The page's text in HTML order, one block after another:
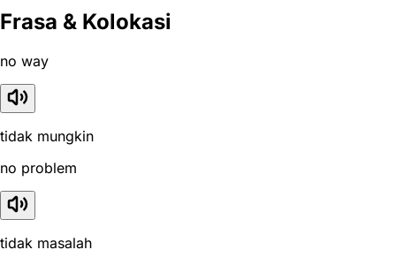
Frasa & Kolokasi
no way
tidak mungkin
no problem
tidak masalah